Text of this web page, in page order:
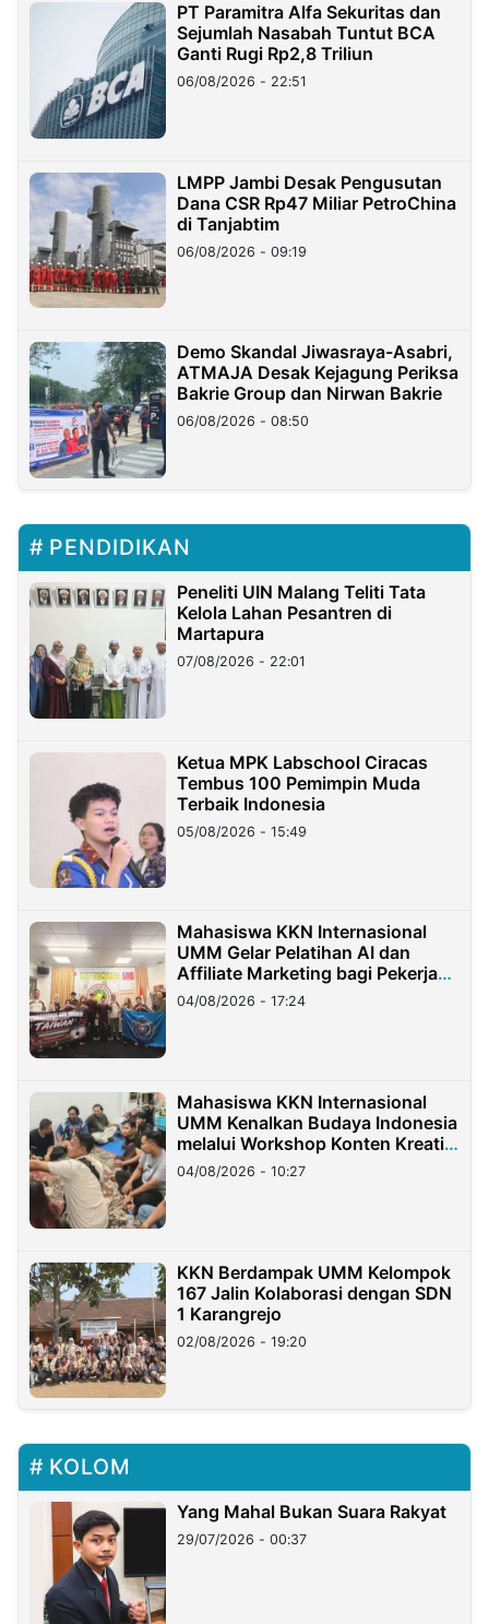
PT Paramitra Alfa Sekuritas dan
Sejumlah Nasabah Tuntut BCA
Ganti Rugi Rp2,8 Triliun
06/08/2026 - 22:51
LMPP Jambi Desak Pengusutan
Dana CSR Rp47 Miliar PetroChina
di Tanjabtim
06/08/2026 - 09:19
Demo Skandal Jiwasraya-Asabri,
ATMAJA Desak Kejagung Periksa
Bakrie Group dan Nirwan Bakrie
06/08/2026 - 08:50
PENDIDIKAN
Peneliti UIN Malang Teliti Tata
Kelola Lahan Pesantren di
Martapura
07/08/2026 - 22:01
Ketua MPK Labschool Ciracas
Tembus 100 Pemimpin Muda
Terbaik Indonesia
05/08/2026 - 15:49
Mahasiswa KKN Internasional
UMM Gelar Pelatihan AI dan
Affiliate Marketing bagi Pekerja
Migran Indonesia di Taiwan
04/08/2026 - 17:24
Mahasiswa KKN Internasional
UMM Kenalkan Budaya Indonesia
melalui Workshop Konten Kreatif
di Taiwan
04/08/2026 - 10:27
KKN Berdampak UMM Kelompok
167 Jalin Kolaborasi dengan SDN
1 Karangrejo
02/08/2026 - 19:20
KOLOM
Yang Mahal Bukan Suara Rakyat
29/07/2026 - 00:37